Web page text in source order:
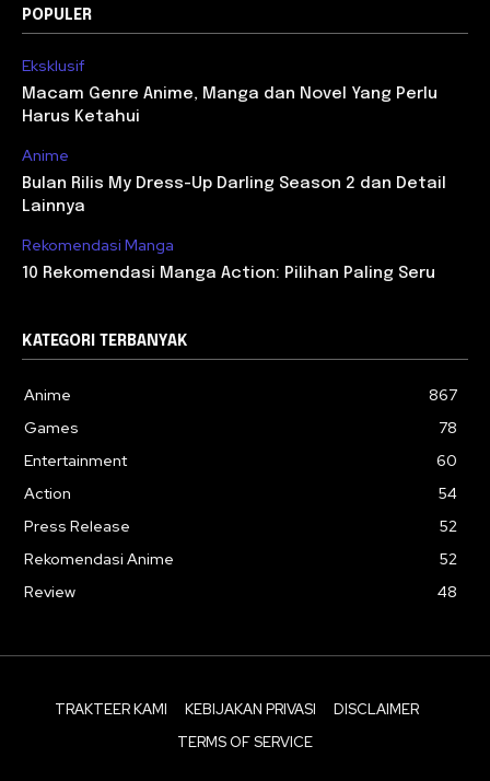
POPULER
Eksklusif
Macam Genre Anime, Manga dan Novel Yang Perlu
Harus Ketahui
Anime
Bulan Rilis My Dress-Up Darling Season 2 dan Detail
Lainnya
Rekomendasi Manga
10 Rekomendasi Manga Action: Pilihan Paling Seru
KATEGORI TERBANYAK
Anime
867
Games
78
Entertainment
60
Action
54
Press Release
52
Rekomendasi Anime
52
Review
48
TRAKTEER KAMI KEBIJAKAN PRIVASI
DISCLAIMER
TERMS OF SERVICE